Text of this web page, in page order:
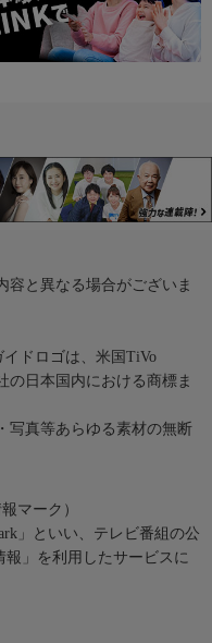
容と異なる場合がございま
ドロゴは、米国TiVo
の日本国内における商標ま
写真等あらゆる素材の無断
マーク）
」といい、テレビ番組の公
報」を利用したサービスに